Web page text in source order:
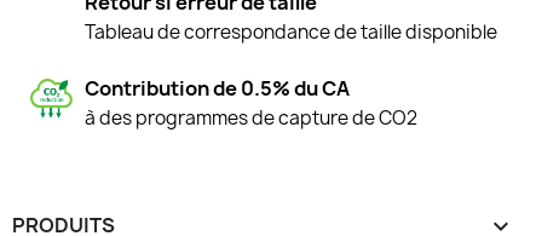
Tableau de correspondance de taille disponible
Contribution de 0.5% du CA
à des programmes de capture de CO2
PRODUITS 